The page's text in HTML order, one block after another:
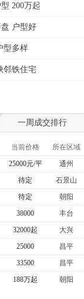
200万起
户型好
型多样
邻铁住宅
一周成交排行
当前价格
所在区域
25000元/平
通州
待定
石景山
待定
朝阳
38000
丰台
32000起
大兴
25000
昌平
33500
昌平
188万起 朝阳